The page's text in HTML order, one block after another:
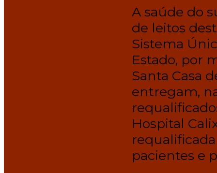
A saúde do
de leitos
Sistema
Estado, por
Santa Casa
entregam,
Hospital
pacientes e